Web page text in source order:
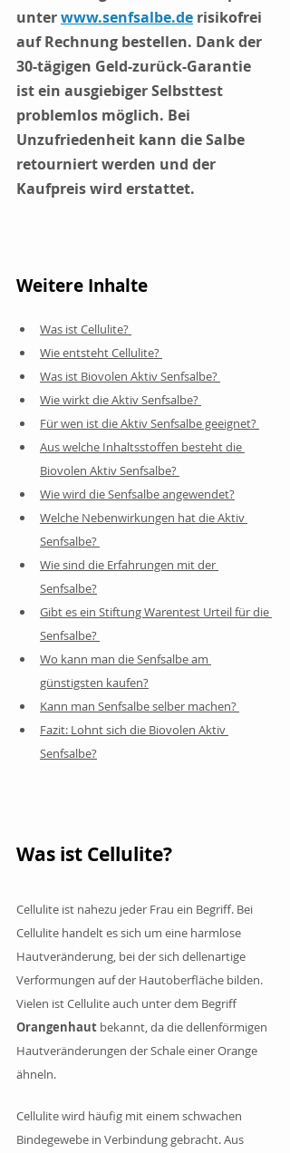
unter www.senfsalbe.de risikofrei
auf Rechnung bestellen. Dank der
30-tägigen Geld-zurück-Garantie
ist ein ausgiebiger Selbsttest
problemlos möglich. Bei
Unzufriedenheit kann die Salbe
retourniert werden und der
Kaufpreis wird erstattet.
Weitere Inhalte
Was ist Cellulite?
Wie entsteht Cellulite?
Was ist Biovolen Aktiv Senfsalbe?
Wie wirkt die Aktiv Senfsalbe?
Für wen ist die Aktiv Senfsalbe geeignet?
Aus welche Inhaltsstoffen besteht die
Biovolen Aktiv Senfsalbe?
Wie wird die Senfsalbe angewendet?
Welche Nebenwirkungen hat die Aktiv
Senfsalbe?
Wie sind die Erfahrungen mit der
Senfsalbe?
Gibt es ein Stiftung Warentest Urteil für die
Senfsalbe?
Wo kann man die Senfsalbe am
günstigsten kaufen?
Kann man Senfsalbe selber machen?
Fazit: Lohnt sich die Biovolen Aktiv
Senfsalbe?
Was ist Cellulite?
Cellulite ist nahezu jeder Frau ein Begriff. Bei
Cellulite handelt es sich um eine harmlose
Hautveränderung, bei der sich dellenartige
Verformungen auf der Hautoberfläche bilden.
Vielen ist Cellulite auch unter dem Begriff
Orangenhaut bekannt, da die dellenförmigen
Hautveränderungen der Schale einer Orange
ähneln.
Cellulite wird häufig mit einem schwachen
Bindegewebe in Verbindung gebracht. Aus